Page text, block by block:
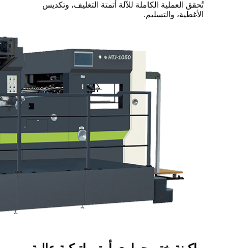
تُحقق العملية الكاملة للآلة أتمتة التغليف، وتكديس
الأغطية، والتسليم.